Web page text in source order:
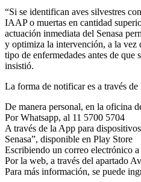
“Si se identifican aves silvestres
IAAP o muertas en cantidad
actuación inmediata del Senasa
y optimiza la intervención, a la vez
tipo de enfermedades antes de que
insistió.
La forma de notificar es a través de
De manera personal, en la oficina
Por Whatsapp, al 11 5700 5704
A través de la App para
Senasa”, disponible en Play Store
Escribiendo un correo electrónico
Por la web, a través del apartado
Para más información, se puede